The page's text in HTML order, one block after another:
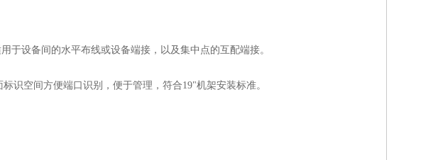
于设备间的水平布线或设备端接，以及集中点的互配端接。
识空间方便端口识别，便于管理，符合19"机架安装标准。